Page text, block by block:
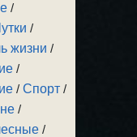
/
/
жизни /
/
/Спорт /
/
/